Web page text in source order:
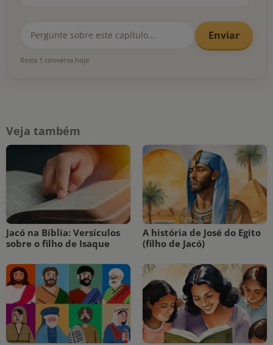
Enviar
Resta 1 conversa hoje
Veja também
Jacó na Bíblia: Versículos
sobre o filho de Isaque
A história de José do Egito
(filho de Jacó)